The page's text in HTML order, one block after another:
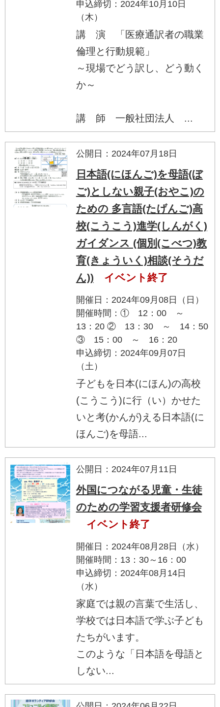
申込締切：2024年10月10日
（木）
講 演 「医療通訳者の職業
倫理と行動規範」
～現場でどう訳し、どう動く
か～
講 師 一般社団法人 ...
公開日：2024年07月18日
日本語(にほんご)を母語(ぼ
ご)としない親子(おやこ)の
ための 多言語(たげんご)高
校(こうこう)進学(しんがく)
ガイダンス (個別(こべつ)教
育(きょういく)相談(そうだ
ん))
イベント終了
開催日：2024年09月08日（日）
開催時間：① 12：00 ～
13：20 ② 13：30 ～ 14：50
③ 15：00 ～ 16：20
申込締切：2024年09月07日
（土）
子どもを日本(にほん)の高校
(こうこう)に行（い）かせた
いと考(かんが)える日本語(に
ほんご)を母語...
公開日：2024年07月11日
外国につながる児童・生徒
のための学習支援者研修会
イベント終了
開催日：2024年08月28日（水）
開催時間：13：30～16：00
申込締切：2024年08月14日
（水）
家庭では親の言葉で生活し、
学校では日本語で学ぶ子ども
たちがいます。
このような「日本語を母語と
しない...